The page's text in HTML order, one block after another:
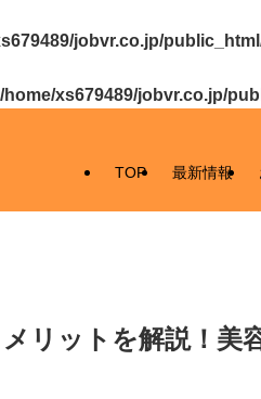
jobvr.co.jp/
/home/xs679489/jobvr.co.jp/
TOP 最新情報
リットを解説！美